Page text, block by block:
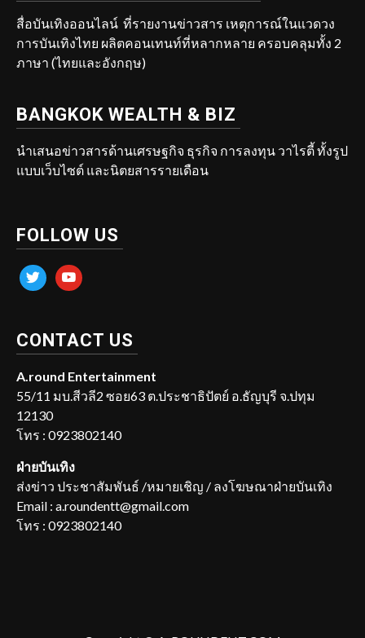
สื่อบันเทิงออนไลน์ ที่รายงานข่าวสาร เหตุการณ์ในแวดวง
การบันเทิงไทย ผลิตคอนเทนท์ที่หลากหลาย ครอบคลุมทั้ง 2
ภาษา (ไทยและอังกฤษ)
BANGKOK WEALTH & BIZ
นำเสนอข่าวสารด้านเศรษฐกิจ ธุรกิจ การลงทุน วาไรตี้ ทั้งรูป
แบบเว็บไซต์ และนิตยสารรายเดือน
FOLLOW US
twitter youtube
CONTACT US
A.round Entertainment
55/11 มบ.สีวลี2 ซอย63 ต.ประชาธิปัตย์ อ.ธัญบุรี จ.ปทุม
12130
โทร : 0923802140
ฝ่ายบันเทิง
ส่งข่าว ประชาสัมพันธ์ /หมายเชิญ / ลงโฆษณาฝ่ายบันเทิง
Email : a.roundentt@gmail.com
โทร : 0923802140